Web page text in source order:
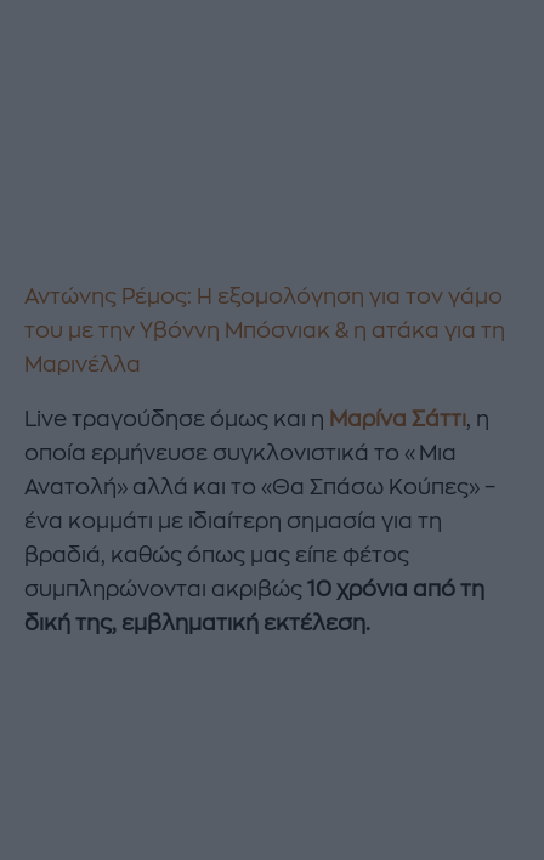
Αντώνης Ρέμος: Η εξομολόγηση για τον γάμο
του με την Υβόννη Μπόσνιακ & η ατάκα για τη
Μαρινέλλα
Live τραγούδησε όμως και η Μαρίνα Σάττι, η
οποία ερμήνευσε συγκλονιστικά το «Μια
Ανατολή» αλλά και το «Θα Σπάσω Κούπες» –
ένα κομμάτι με ιδιαίτερη σημασία για τη
βραδιά, καθώς όπως μας είπε φέτος
συμπληρώνονται ακριβώς 10 χρόνια από τη
δική της, εμβληματική εκτέλεση.